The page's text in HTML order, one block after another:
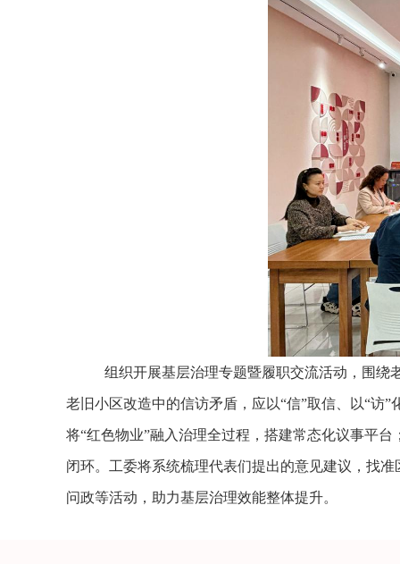
组织开展基层治理专题暨履职交流活动，围绕
老旧小区改造中的信访矛盾，应以“信”取信、以“访
将“红色物业”融入治理全过程，搭建常态化议事平
闭环。工委将系统梳理代表们提出的意见建议，找
问政等活动，助力基层治理效能整体提升。